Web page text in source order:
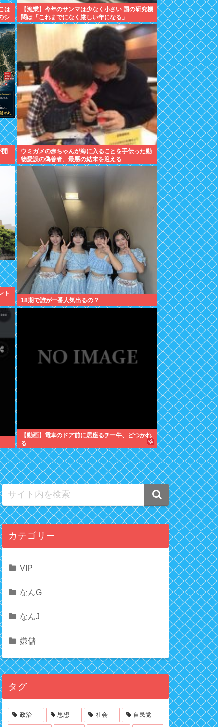
は
シ
【漁業】今年のサンマは少なく小さい 国の研究機
関は「これまでになく厳しい年になる」
開
ウミガメの赤ちゃんが海に入ることを手伝った動
物愛誤の偽善者、最悪の結末を迎える
ト
18期で誰が一番人気出るの？
【動画】電車のドア前に居座るチー牛、どつかれ
る
カテゴリー
VIP
なんG
なんJ
嫌儲
タグ
政治 思想 社会 自民党